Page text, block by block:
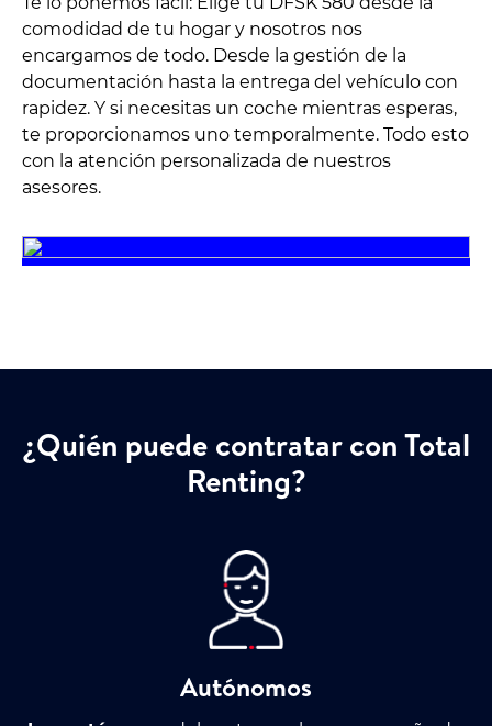
comodidad de tu hogar y nosotros nos
encargamos de todo. Desde la gestión de la
documentación hasta la entrega del vehículo con
rapidez. Y si necesitas un coche mientras esperas,
te proporcionamos uno temporalmente. Todo esto
con la atención personalizada de nuestros
asesores.
¿Quién puede contratar con Total
Renting?
Autónomos